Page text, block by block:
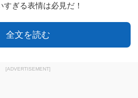
ぎる表情は必見だ！
全文を読む
[ADVERTISEMENT]